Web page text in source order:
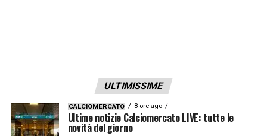
ULTIMISSIME
CALCIOMERCATO 8 ore ago
Ultime notizie Calciomercato LIVE: tutte le
novità del giorno